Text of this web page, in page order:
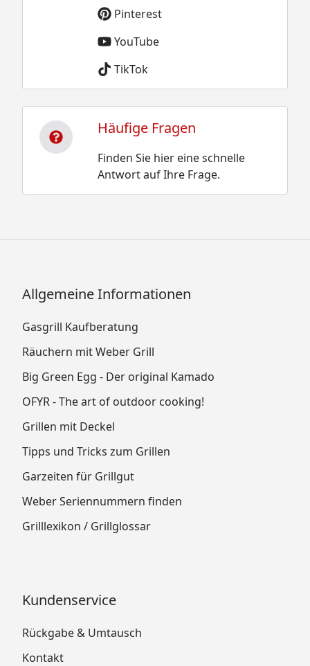
Pinterest
YouTube
TikTok
Häufige Fragen
Finden Sie hier eine schnelle
Antwort auf Ihre Frage.
Allgemeine Informationen
Gasgrill Kaufberatung
Räuchern mit Weber Grill
Big Green Egg - Der original Kamado
OFYR - The art of outdoor cooking!
Grillen mit Deckel
Tipps und Tricks zum Grillen
Garzeiten für Grillgut
Weber Seriennummern finden
Grilllexikon / Grillglossar
Kundenservice
Rückgabe & Umtausch
Kontakt